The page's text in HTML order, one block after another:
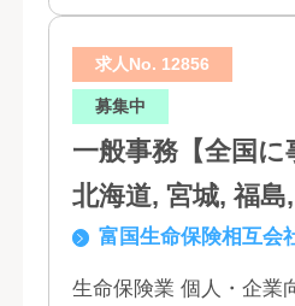
求人No. 12856
募集中
一般事務【全国に
北海道, 宮城, 福島
田, 山形, 東京, 神
玉, 茨城, 栃木, 群
富国生命保険相互会
生命保険業 個人・企業